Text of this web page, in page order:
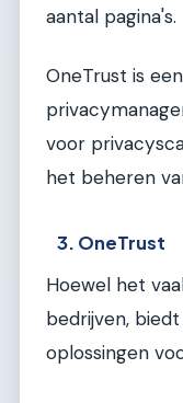
aantal pagina's.
OneTrust is
voor
het beheren
3. OneTrust
Hoewel het
bedrijven,
oplossingen